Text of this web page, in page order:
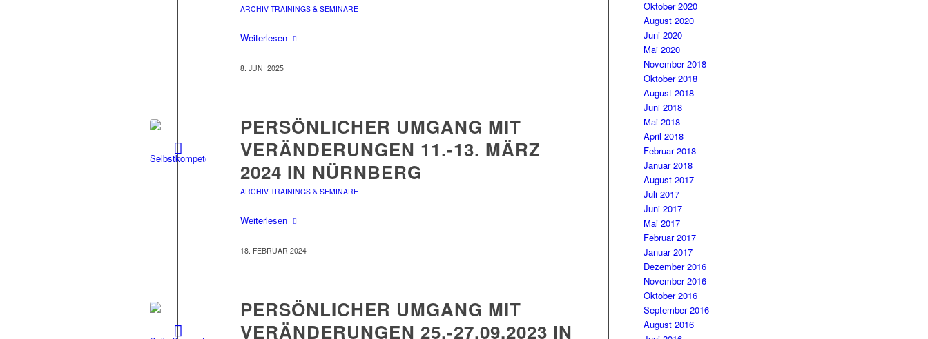
ARCHIV TRAININGS & SEMINARE
Weiterlesen
8. JUNI 2025
PERSÖNLICHER UMGANG MIT
VERÄNDERUNGEN 11.-13. MÄRZ
2024 IN NÜRNBERG
ARCHIV TRAININGS & SEMINARE
Weiterlesen
18. FEBRUAR 2024
PERSÖNLICHER UMGANG MIT
VERÄNDERUNGEN 25.-27.09.2023 IN
Oktober 2020
August 2020
Juni 2020
Mai 2020
November 2018
Oktober 2018
August 2018
Juni 2018
Mai 2018
April 2018
Februar 2018
Januar 2018
August 2017
Juli 2017
Juni 2017
Mai 2017
Februar 2017
Januar 2017
Dezember 2016
November 2016
Oktober 2016
September 2016
August 2016